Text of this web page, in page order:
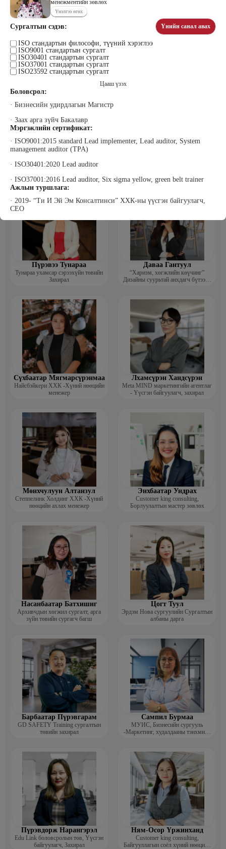
менежментийн зөвлөх
Үнэлгээ өгөх
Сургалтын сэдэв: Үнийн санал авах
ISO стандартын философи, түүний хэрэглээ
ISO9001 стандартын сургалт
ISO30401 стандартын сургалт
ISO37001 стандартын сургалт
ISO23592 стандартын сургалт
Цааш үзэх
Боловсрол:
· Бизнесийн удирдлагын Магистр
· Заах арга зүйч Бакалавр
Мэргэжлийн сертификат:
· ISO9001:2015 standard Lead implementer, Lead auditor, System
management auditor (TPA)
· ISO30401:2020 Lead auditor
· ISO37001:2016 Lead auditor, Six sigma yellow, green belt trainer
Ажлын туршлага:
· 2019- “Ти И Эй Эм Консалтинси” ХХК-ны үүсгэн байгуулагч,
CEO
· 2019-2024 “Observe Star” ХХК менежментийн зөвлөх, сургагч
· 2015-2018 “МЧБС” ХХК Хүний нөөцийн менежер, Үйлчилгээ
албаны дарга
· 2011-2014 “Этүгэн-Эе” ХХК Уул уурхайн компанийн хүний
нөөц, үйл ажиллагаа хариуцсан захирал
Тогтох Дэнсмаа
Дэмас Ред Камел ХХК Үүсгэн
байгуулагч
Сэтгэцийн эрүүл мэндийн үндэсний
Жаргалсайхан Ням-Эрдэнэ
захирал
Пүрэвээ Тунараа
Тунараа ухамсар сэрээхүйн төвийн
Захирал
Даваа Гантуул
“Харизм, хөгжлийн көүчинг”
Дизайны суурьтай анхдагч бүтээлч
Сүхбаатар Мягмарсүрэнмаа
Найсбэйкери ХХК -Хүний нөөцийн
менежер
Лхамсүрэн Хандсүрэн
Meta MIND маркетингийн агентлаг
- Үүсгэн байгуулагч, захирал
Мөнхчулуун Алтанзул
Степпелинк Холдинг ХХК -Хүний
нөөцийн ахлах менежер
Энхбаатар Ундрах
Customer king consulting,
Борлуулалтын мастер зөвлөх
Насанбаатар Батхишиг
Архивчдын хөгжил сургалт, арга
зүйн төвийн сургагч багш
Цогт Туул
Эрдэм Нова сургуулийн Сургалтын
албаны дарга
Барбаатар Пүрэвгарам
GD SAFETY Training сургалтын
төвийн захирал
Сампил Бурмаа
МУИС, Бизнесийн сургууль
-Маркетинг, худалдааны тэнхмийн
Пүрэвдорж Нарангэрэл
Edu Link боловсролын төв, Үүсгэн
байгуулагч, Захирал
Ням-Осор Үржинханд
Customer king consulting,
Байгууллагын соёл хүний нөөцийн